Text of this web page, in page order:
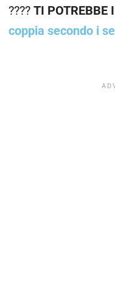
???? TI POTREBBE
coppia secondo i